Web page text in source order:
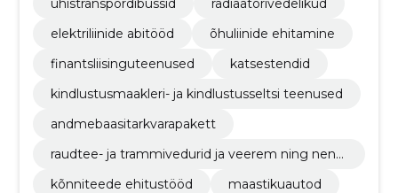
ühistranspordibussid
radiaatorivedelikud
elektriliinide abitööd
õhuliinide ehitamine
finantsliisinguteenused
katsestendid
kindlustusmaakleri- ja kindlustusseltsi teenused
andmebaasitarkvarapakett
raudtee- ja trammivedurid ja veerem ning nend
kõnniteede ehitustööd
maastikuautod